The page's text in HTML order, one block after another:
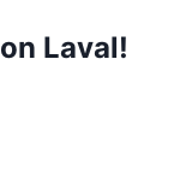
Laval!